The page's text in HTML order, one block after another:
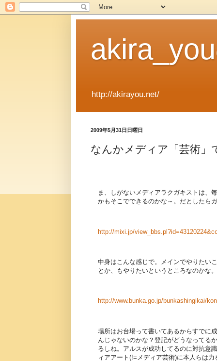
http://akirayou.net/
2009年5月31日日曜日
なんかメディア「芸術」
ま、しがないメディアラクガキストは、
かもそこでできるのかな～。だとしたら
http://mixi.jp/
中身はこんな感じで。メインでやりたい
とか、もやりたいというところなのかな。
http://www.bunka.go.jp/bunkashingikai/
場所はお台場って書いてあるからすでに
んじゃないのかな？登記がどうなってる
るしね。アルスが成功してるのに対抗意
ィアアート(!=メディア芸術)に本人らは